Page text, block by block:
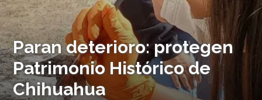
Paran deterioro: protegen
Patrimonio Histórico de
Chihuahua